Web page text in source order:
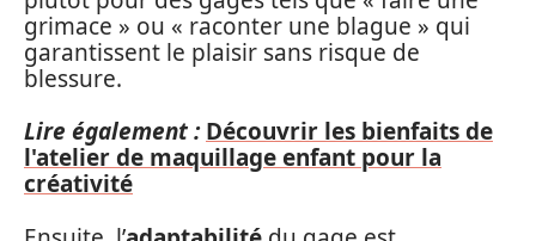
grimace » ou « raconter une blague » qui
garantissent le plaisir sans risque de
blessure.
Lire également : Découvrir les bienfaits de
l'atelier de maquillage enfant pour la
créativité